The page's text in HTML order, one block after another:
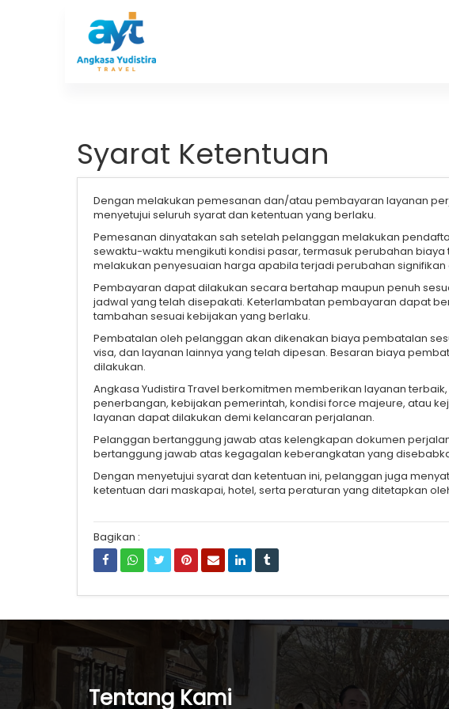
Syarat Ketentuan
Dengan melakukan pemesanan dan/atau pembayaran layanan
menyetujui seluruh syarat dan ketentuan yang berlaku.
Pemesanan dinyatakan sah setelah pelanggan melakukan
sewaktu-waktu mengikuti kondisi pasar, termasuk perubahan
melakukan penyesuaian harga apabila terjadi perubahan
Pembayaran dapat dilakukan secara bertahap maupun penuh
jadwal yang telah disepakati. Keterlambatan pembayaran dapat
tambahan sesuai kebijakan yang berlaku.
Pembatalan oleh pelanggan akan dikenakan biaya pembatalan
visa, dan layanan lainnya yang telah dipesan. Besaran biaya
dilakukan.
Angkasa Yudistira Travel berkomitmen memberikan layanan
penerbangan, kebijakan pemerintah, kondisi force majeure, atau
layanan dapat dilakukan demi kelancaran perjalanan.
Pelanggan bertanggung jawab atas kelengkapan dokumen
bertanggung jawab atas kegagalan keberangkatan yang
Dengan menyetujui syarat dan ketentuan ini, pelanggan juga
ketentuan dari maskapai, hotel, serta peraturan yang ditetapkan
Bagikan :
Tentang Kami